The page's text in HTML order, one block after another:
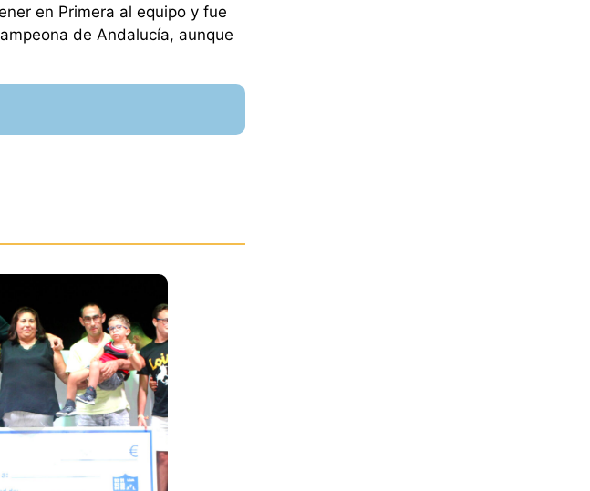
en Primera al equipo y fue
de Andalucía, aunque